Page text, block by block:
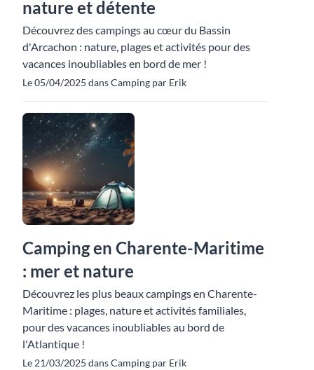
nature et détente
Découvrez des campings au cœur du Bassin
d'Arcachon : nature, plages et activités pour des
vacances inoubliables en bord de mer !
Le 05/04/2025 dans Camping par Erik
Camping en Charente-Maritime
: mer et nature
Découvrez les plus beaux campings en Charente-
Maritime : plages, nature et activités familiales,
pour des vacances inoubliables au bord de
l'Atlantique !
Le 21/03/2025 dans Camping par Erik